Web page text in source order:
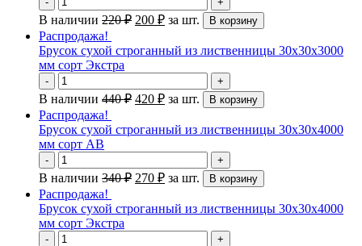
В наличии 220₽ 200 ₽ за шт. В корзину
Распродажа!
Брусок сухой строганный из лиственницы 30х30х3000
мм сорт Экстра
- +
В наличии 440₽ 420 ₽ за шт. В корзину
Распродажа!
Брусок сухой строганный из лиственницы 30х30х4000
мм сорт AB
- +
В наличии 340₽ 270 ₽ за шт. В корзину
Распродажа!
Брусок сухой строганный из лиственницы 30х30х4000
мм сорт Экстра
- +